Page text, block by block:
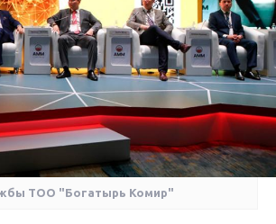
ТОО "Богатырь Комир"